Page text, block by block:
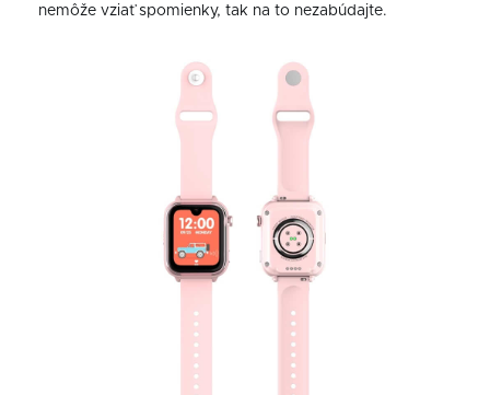
nemôže vziať spomienky, tak na to nezabúdajte.